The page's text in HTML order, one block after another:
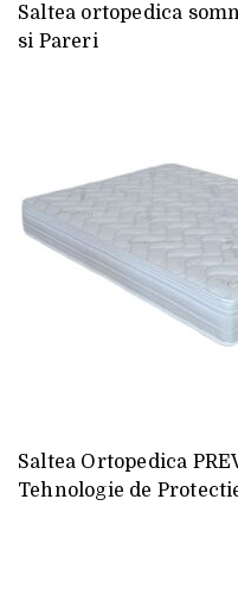
Saltea ortopedica
si Pareri
Saltea Ortopedica
Tehnologie de